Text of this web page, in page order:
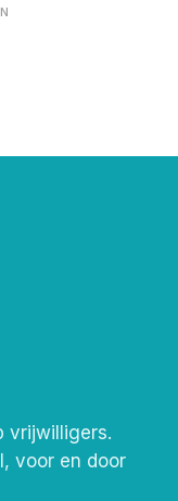
Loopfietsje bij de
vrijwilligers.
voor en door